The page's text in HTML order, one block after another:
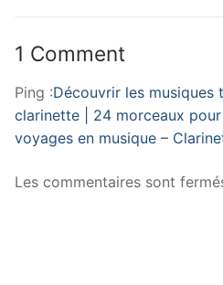
1 Comment
Ping :Découvrir les musiques
clarinette | 24 morceaux
voyages en musique –
Les commentaires sont